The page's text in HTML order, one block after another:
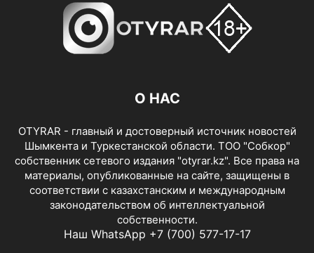
О НАС
OTYRAR - главный и достоверный источник новостей
Шымкента и Туркестанской области. ТОО "Собкор"
собственник сетевого издания "otyrar.kz". Все права на
материалы, опубликованные на сайте, защищены в
соответствии с казахстанским и международным
законодательством об интеллектуальной
собственности.
Наш WhatsApp +7 (700) 577-17-17